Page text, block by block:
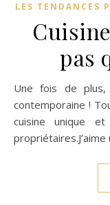
LES TENDANCES
pas
Une fois de plus, je vous retrouve dans une cuisine
contemporaine !
cuisine unique